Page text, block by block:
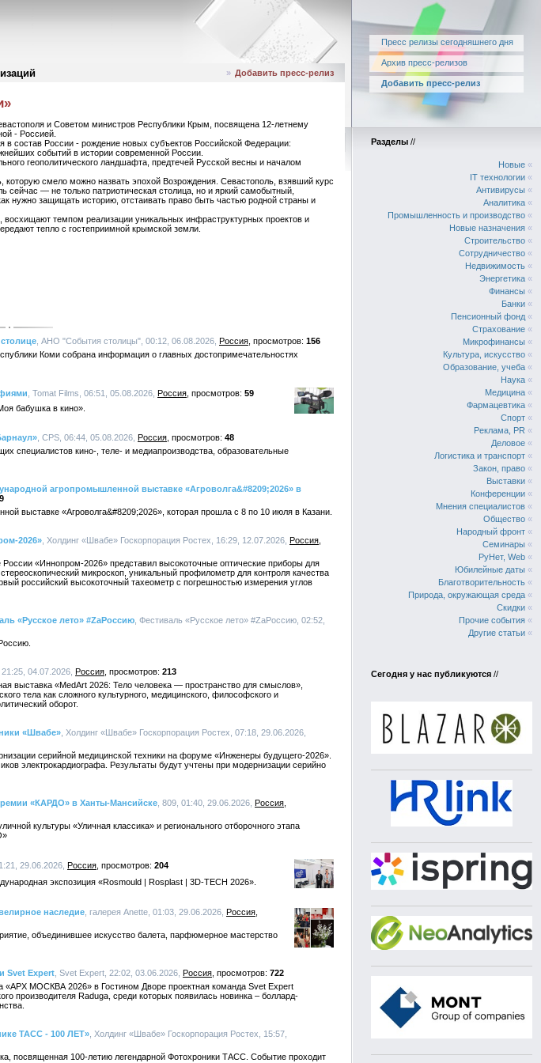
Пресс релизы сегодняшнего дня
Архив пресс-релизов
Добавить пресс-релиз
» Добавить пресс-релиз
и Советом министров Республики Крым, посвящена 12-летнему
- Россией.
состав России - рождение новых субъектов Российской Федерации:
событий в истории современной России.
геополитического ландшафта, предтечей Русской весны и началом
смело можно назвать эпохой Возрождения. Севастополь, взявший курс
сейчас — не только патриотическая столица, но и яркий самобытный,
нужно защищать историю, отстаивать право быть частью родной страны и
темпом реализации уникальных инфраструктурных проектов и
тепло с гостеприимной крымской земли.
, АНО "События столицы", 00:12, 06.08.2026, Россия
156
Коми собрана информация о главных достопримечательностях
, Tomat Films, 06:51, 05.08.2026, Россия
59
бабушка в кино».
, CPS, 06:44, 05.08.2026, Россия
48
специалистов кино-, теле- и медиапроизводства, образовательные
агропромышленной выставке «Агроволга&#8209;2026» в
выставке «Агроволга&#8209;2026», которая прошла с 8 по 10 июля в Казани.
2026» , Холдинг «Швабе» Госкорпорация Ростех, 16:29, 12.07.2026, Россия
«Иннопром-2026» представил высокоточные оптические приборы для
микроскоп, уникальный профилометр для контроля качества
российский высокоточный тахеометр с погрешностью измерения углов
«Русское лето» #ZaРоссию , Фестиваль «Русское лето» #ZaРоссию, 02:52,
21:25, 04.07.2026, Россия
213
выставка «MedArt 2026: Тело человека — пространство для смыслов»,
тела как сложного культурного, медицинского, философского и
оборот.
«Швабе» , Холдинг «Швабе» Госкорпорация Ростех, 07:18, 29.06.2026,
серийной медицинской техники на форуме «Инженеры будущего-2026».
электрокардиографа. Результаты будут учтены при модернизации серийно
«КАРДО» в Ханты-Мансийске , 809, 01:40, 29.06.2026, Россия
культуры «Уличная классика» и регионального отборочного этапа
29.06.2026, Россия
204
экспозиция «Rosmould | Rosplast | 3D-TECH 2026».
наследие , галерея Anette, 01:03, 29.06.2026, Россия
объединившее искусство балета, парфюмерное мастерство
Svet Expert , Svet Expert, 22:02, 03.06.2026, Россия
722
МОСКВА 2026» в Гостином Дворе проектная команда Svet Expert
производителя Raduga, среди которых появилась новинка – боллард-
ТАСС - 100 ЛЕТ» , Холдинг «Швабе» Госкорпорация Ростех, 15:57,
посвященная 100-летию легендарной Фотохроники ТАСС. Событие проходит
Разделы //
Новые «
IT технологии «
Антивирусы «
Аналитика «
Промышленность и производство «
Новые назначения «
Строительство «
Сотрудничество «
Недвижимость «
Энергетика «
Финансы «
Банки «
Пенсионный фонд «
Страхование «
Микрофинансы «
Культура, искусство «
Образование, учеба «
Наука «
Медицина «
Фармацевтика «
Спорт «
Реклама, PR «
Деловое «
Логистика и транспорт «
Закон, право «
Выставки «
Конференции «
Мнения специалистов «
Общество «
Народный фронт «
Семинары «
РуНет, Web «
Юбилейные даты «
Благотворительность «
Природа, окружающая среда «
Скидки «
Прочие события «
Другие статьи «
Сегодня у нас публикуются //